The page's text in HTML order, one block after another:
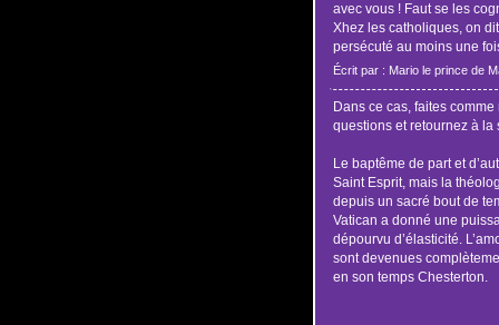
avec vous ! Faut se les
Xhez les catholiques, on
persécuté au moins une
Écrit par : Mario le prince de
Dans ce cas, faites
questions et retournez à la
Le baptême de part et
Saint Esprit, mais la
depuis un sacré bout de
Vatican a donné une
dépourvu d’élasticité.
sont devenues
en son temps Chesterton.